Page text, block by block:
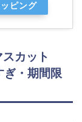
ピング
カット
ぎ・期間限